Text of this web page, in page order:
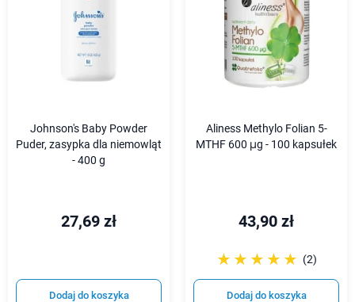
Johnson's Baby Powder
Puder, zasypka dla niemowląt
- 400 g
27,69 zł
Dodaj do koszyka
Aliness Methylo Folian 5-
MTHF 600 μg - 100 kapsułek
43,90 zł
☆☆☆☆☆
★★★★★ (2)
Dodaj do koszyka